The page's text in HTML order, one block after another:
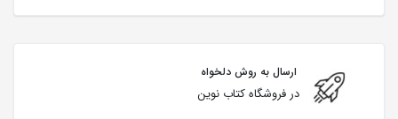
ارسال به روش دلخواه
در فروشگاه کتاب نوین